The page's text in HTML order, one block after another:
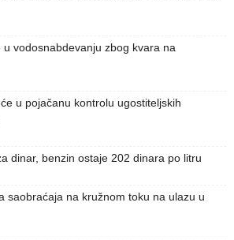
vodosnabdevanju zbog kvara na
u pojačanu kontrolu ugostiteljskih
dinar, benzin ostaje 202 dinara po litru
saobraćaja na kružnom toku na ulazu u